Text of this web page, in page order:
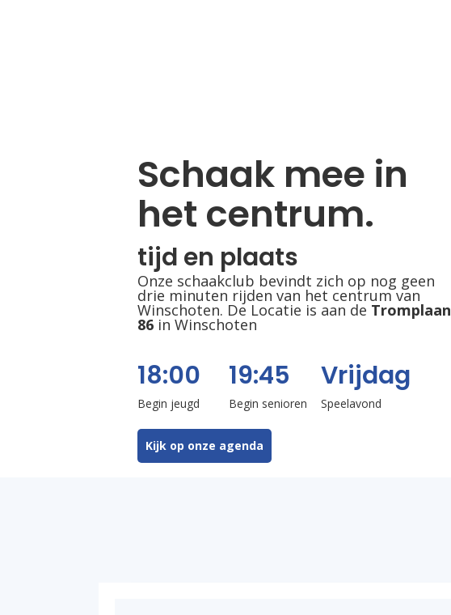
Schaak mee in
het centrum.
tijd en plaats
Onze schaakclub bevindt zich op nog geen
drie minuten rijden van het centrum van
Winschoten. De Locatie is aan de Tromplaan
86in Winschoten
18:00 19:45 Vrijdag
Begin jeugd Begin senioren Speelavond
Kijk op onze agenda